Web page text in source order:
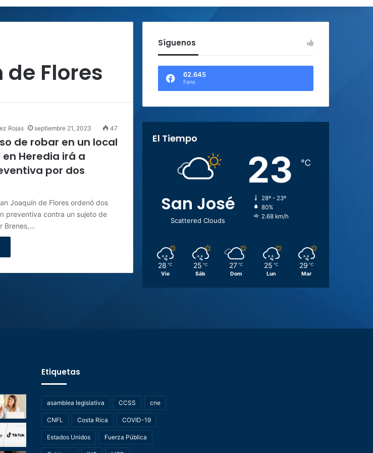
Flores
Rojas septiembre 21, 2023 47
de robar en un local
Heredia irá a
por dos
Joaquín de Flores ordenó dos
preventiva contra un sujeto de
Brenes,…
Síguenos
62.645
Fans
El Tiempo
San José
Scattered Clouds
23 ℃
28º - 23º
80%
2.68 km/h
28 ℃
Vie
25 ℃
Sáb
27 ℃
Dom
25 ℃
Lun
29 ℃
Mar
Etiquetas
asamblea legislativa CCSS cne
CNFL Costa Rica COVID-19
Estados Unidos Fuerza Pública